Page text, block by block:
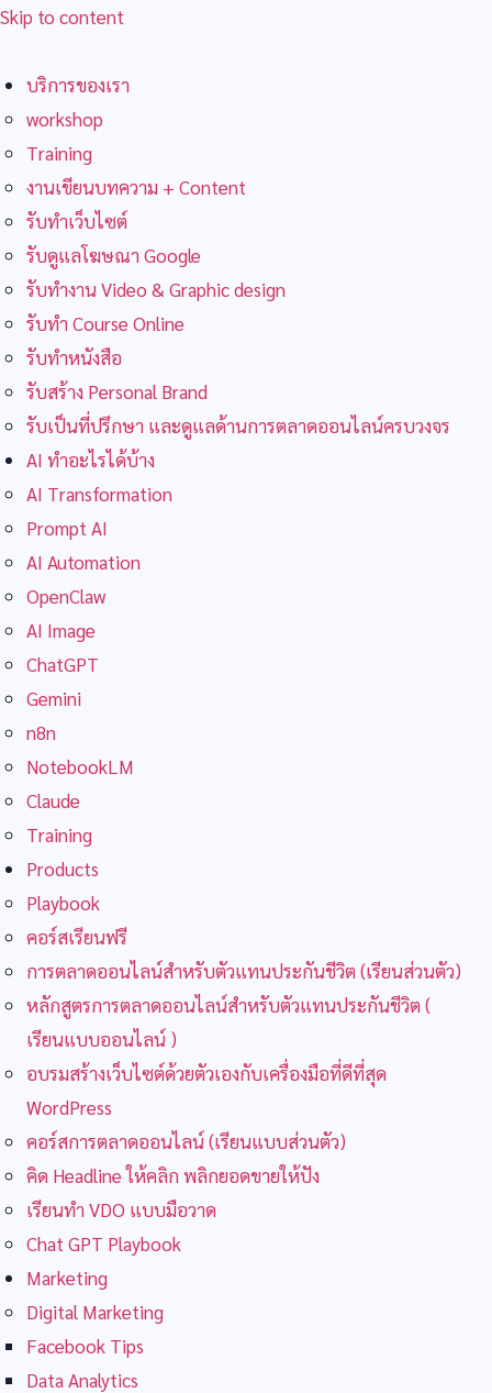
Skip to content
บริการของเรา
workshop
Training
งานเขียนบทความ + Content
รับทำเว็บไซต์
รับดูแลโฆษณา Google
รับทำงาน Video & Graphic design
รับทำ Course Online
รับทำหนังสือ
รับสร้าง Personal Brand
รับเป็นที่ปรึกษา และดูแลด้านการตลาดออนไลน์ครบวงจร
AI ทำอะไรได้บ้าง
AI Transformation
Prompt AI
AI Automation
OpenClaw
AI Image
ChatGPT
Gemini
n8n
NotebookLM
Claude
Training
Products
Playbook
คอร์สเรียนฟรี
การตลาดออนไลน์สำหรับตัวแทนประกันชีวิต (เรียนส่วนตัว)
หลักสูตรการตลาดออนไลน์สำหรับตัวแทนประกันชีวิต (
เรียนแบบออนไลน์ )
อบรมสร้างเว็บไซต์ด้วยตัวเองกับเครื่องมือที่ดีที่สุด
WordPress
คอร์สการตลาดออนไลน์ (เรียนแบบส่วนตัว)
คิด Headline ให้คลิก พลิกยอดขายให้ปัง
เรียนทำ VDO แบบมือวาด
Chat GPT Playbook
Marketing
Digital Marketing
Facebook Tips
Data Analytics